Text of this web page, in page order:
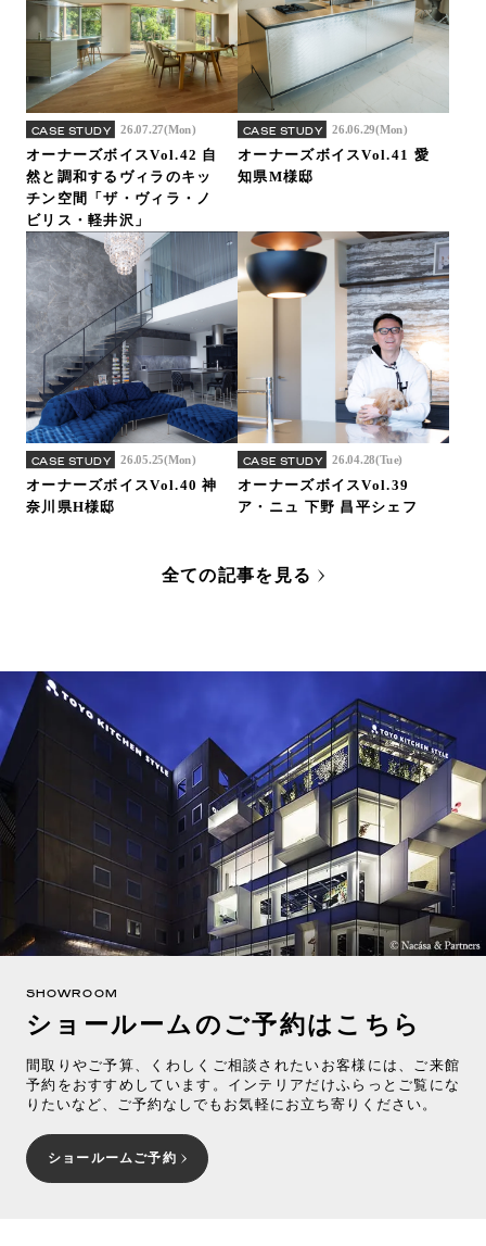
CASE STUDY 26.07.27(Mon)
オーナーズボイスVol.42 自
然と調和するヴィラのキッ
チン空間「ザ・ヴィラ・ノ
ビリス・軽井沢」
CASE STUDY 26.06.29(Mon)
オーナーズボイスVol.41 愛
知県M様邸
CASE STUDY 26.05.25(Mon)
オーナーズボイスVol.40 神
奈川県H様邸
CASE STUDY 26.04.28(Tue)
オーナーズボイスVol.39
ア・ニュ 下野 昌平シェフ
全ての記事を見る
SHOWROOM
ショールームのご予約はこちら
間取りやご予算、くわしくご相談されたいお客様には、ご来館
予約をおすすめしています。インテリアだけふらっとご覧にな
りたいなど、ご予約なしでもお気軽にお立ち寄りください。
ショールームご予約